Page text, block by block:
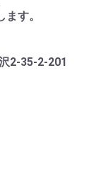
す。
2-35-2-201